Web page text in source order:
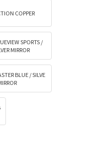
COPPER
SPORTS /
MIRROR
BLUE / SILVE